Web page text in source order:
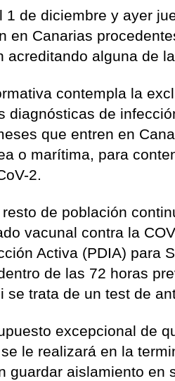
1 de diciembre y ayer
en Canarias
acreditando alguna de
contempla la
diagnósticas de
que entren en
o marítima, para
2.
resto de población
vacunal contra la
Activa (PDIA) para
de las 72 horas
se trata de un test de
excepcional de
le realizará en la
guardar aislamiento en